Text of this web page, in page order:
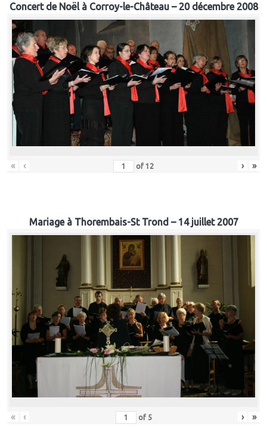
Concert de Noël à Corroy-le-Château – 20 décembre 2008
« ‹ of 12 › »
Mariage à Thorembais-St Trond – 14 juillet 2007
« ‹ of 5 › »